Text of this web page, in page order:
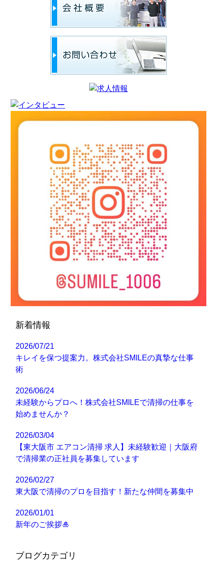
新着情報
2026/07/21
キレイを保つ提案力。株式会社SMILEの真摯な仕事
術
2026/06/24
未経験からプロへ！株式会社SMILEで清掃の仕事を
始めませんか？
2026/03/04
【東大阪市 エアコン清掃 求人】未経験歓迎｜大阪府
で清掃業の正社員を募集しています
2026/02/27
東大阪で清掃のプロを目指す！新たな仲間を募集中
2026/01/01
新年のご挨拶🎍
ブログカテゴリ